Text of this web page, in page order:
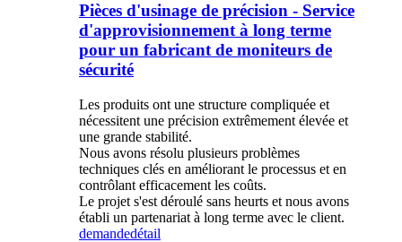
Pièces d'usinage de précision - Service
d'approvisionnement à long terme
pour un fabricant de moniteurs de
sécurité
Les produits ont une structure compliquée et
nécessitent une précision extrêmement élevée et
une grande stabilité.
Nous avons résolu plusieurs problèmes
techniques clés en améliorant le processus et en
contrôlant efficacement les coûts.
Le projet s'est déroulé sans heurts et nous avons
établi un partenariat à long terme avec le client.
demandedétail